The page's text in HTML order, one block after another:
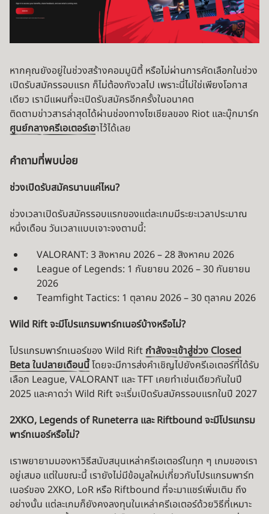
หากคุณยังอยู่ในช่วงสร้างคอมมูนิตี้ หรือไม่ผ่านการคัดเลือกในช่วง
เปิดรับสมัครรอบแรก ก็ไม่ต้องกังวลไป เพราะนี่ไม่ใช่เพียงโอกาส
เดียว เรามีแผนที่จะเปิดรับสมัครอีกครั้งในอนาคต
ติดตามข่าวสารล่าสุดได้ผ่านช่องทางโซเชียลของ Riot และบุ๊กมาร์ก
ศูนย์กลางครีเอเตอร์เอาไว้ได้เลย
คำถามที่พบบ่อย
ช่วงเปิดรับสมัครนานแค่ไหน?
ช่วงเวลาเปิดรับสมัครรอบแรกของแต่ละเกมมีระยะเวลาประมาณ
หนึ่งเดือน วันเวลาแบบเจาะจงตามนี้:
VALORANT: 3 สิงหาคม 2026 – 28 สิงหาคม 2026
League of Legends: 1 กันยายน 2026 – 30 กันยายน
2026
Teamfight Tactics: 1 ตุลาคม 2026 – 30 ตุลาคม 2026
Wild Rift จะมีโปรแกรมพาร์ทเนอร์บ้างหรือไม่?
โปรแกรมพาร์ทเนอร์ของ Wild Rift กำลังจะเข้าสู่ช่วง Closed
Beta ในปลายเดือนนี้โดยจะมีการส่งคำเชิญไปยังครีเอเตอร์ที่ได้รับ
เลือก League, VALORANT และ TFT เคยทำเช่นเดียวกันในปี
2025 และคาดว่า Wild Rift จะเริ่มเปิดรับสมัครรอบแรกในปี 2027
2XKO, Legends of Runeterra และ Riftbound จะมีโปรแกรม
พาร์ทเนอร์หรือไม่?
เราพยายามมองหาวิธีสนับสนุนเหล่าครีเอเตอร์ในทุก ๆ เกมของเรา
อยู่เสมอ แต่ในขณะนี้ เรายังไม่มีข้อมูลใหม่เกี่ยวกับโปรแกรมพาร์ท
เนอร์ของ 2XKO, LoR หรือ Riftbound ที่จะมาแชร์เพิ่มเติม ถึง
อย่างนั้น แต่ละเกมก็ยังคงลงทุนในเหล่าครีเอเตอร์ด้วยวิธีที่เหมาะ